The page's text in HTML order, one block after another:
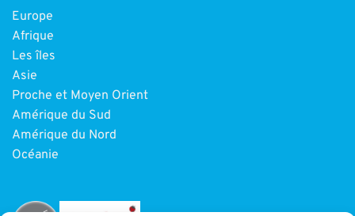
Europe
Afrique
Les îles
Asie
Proche et Moyen Orient
Amérique du Sud
Amérique du Nord
Océanie